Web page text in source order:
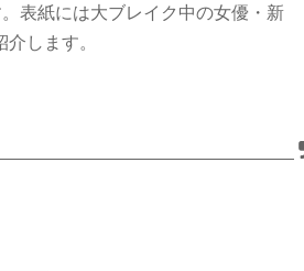
表紙には大ブレイク中の女優・新
します。